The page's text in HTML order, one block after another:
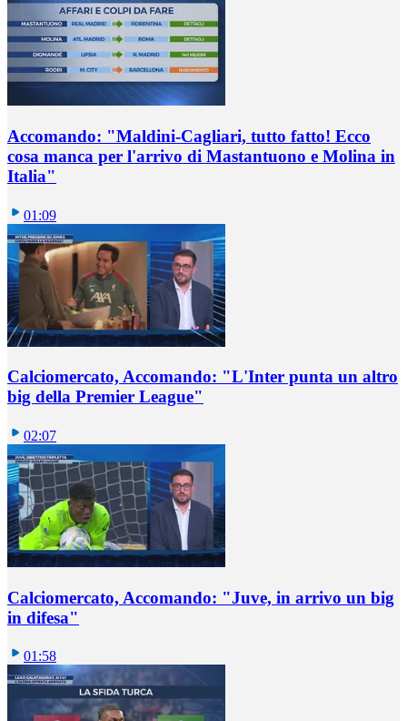
Accomando: "Maldini-Cagliari, tutto fatto! Ecco
cosa manca per l'arrivo di Mastantuono e Molina in
Italia"
01:09
Calciomercato, Accomando: "L'Inter punta un altro
big della Premier League"
02:07
Calciomercato, Accomando: "Juve, in arrivo un big
in difesa"
01:58